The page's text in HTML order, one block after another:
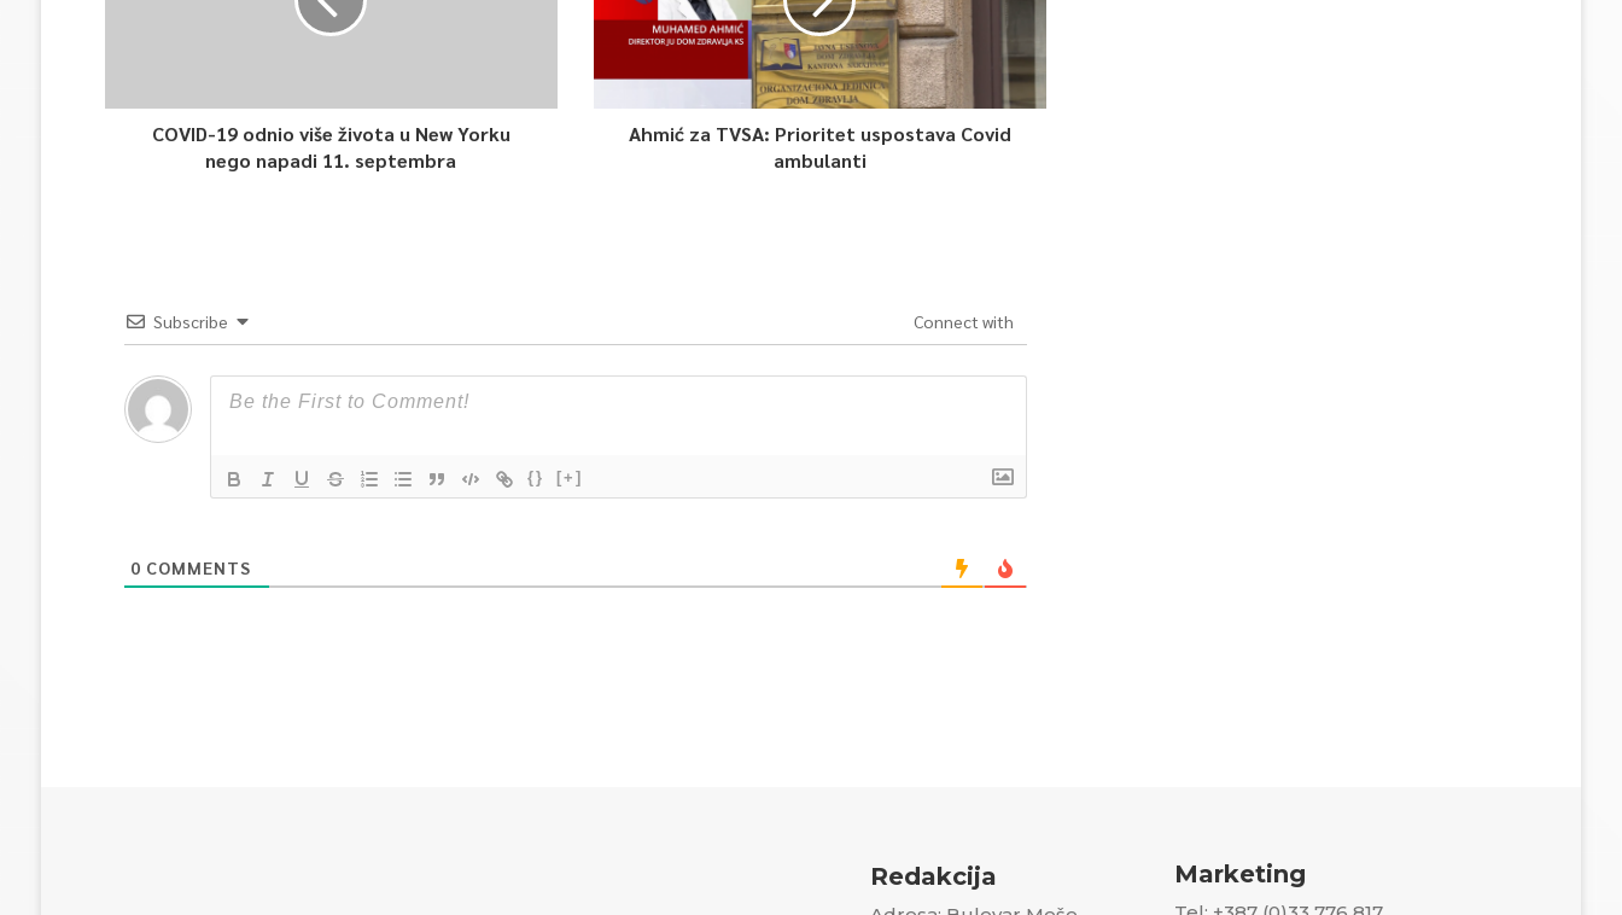
COVID-19 odnio više života u New Yorku
nego napadi 11. septembra
Ahmić za TVSA: Prioritet uspostava Covid
ambulanti
Subscribe Connect with
{} [+]
0 COMMENTS
Redakcija Marketing